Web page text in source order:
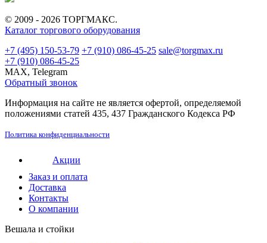
© 2009 - 2026 ТОРГМАКС.
Каталог торгового оборудования
+7 (495) 150-53-79 +7 (910) 086-45-25 sale@torgmax.ru
+7 (910) 086-45-25
MAX, Telegram
Обратный звонок
Информация на сайте не является офертой, определяемой
положениями статей 435, 437 Гражданского Кодекса РФ
Политика конфиденциальности
Акции
Заказ и оплата
Доставка
Контакты
О компании
Вешала и стойки